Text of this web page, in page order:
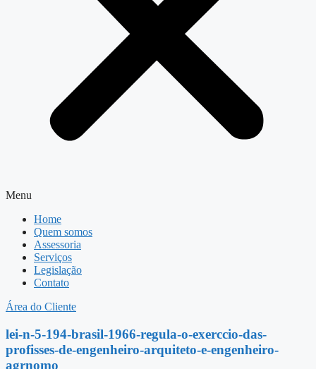
Menu
Home
Quem somos
Assessoria
Serviços
Legislação
Contato
Área do Cliente
lei-n-5-194-brasil-1966-regula-o-exerccio-das-
profisses-de-engenheiro-arquiteto-e-engenheiro-
agrnomo